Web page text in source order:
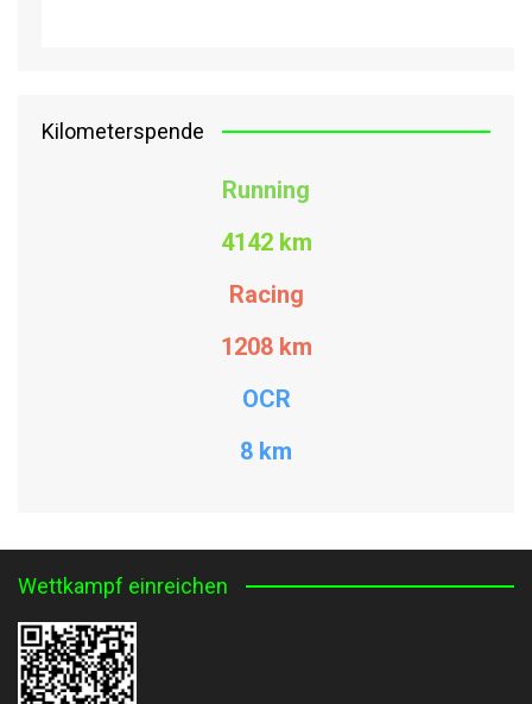
Kilometerspende
Running
4142 km
Racing
1208 km
OCR
8 km
Wettkampf einreichen